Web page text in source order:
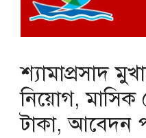
শ্যামাপ্রসাদ
নিয়োগ,
টাকা, আবেদন